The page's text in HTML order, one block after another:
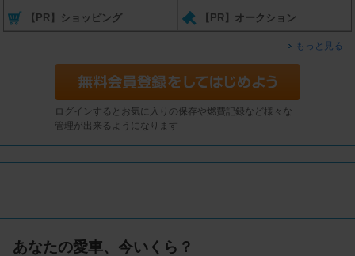
【PR】ショッピング 【PR】オークション
もっと見る
ログインするとお気に入りの保存や燃費記録など様々な
管理が出来るようになります
あなたの愛車、今いくら？